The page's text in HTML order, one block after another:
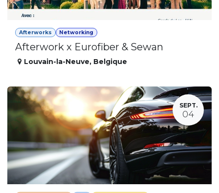
Afterworks Networking
Afterwork x Eurofiber & Sewan
Louvain-la-Neuve, Belgique
SEPT.
04